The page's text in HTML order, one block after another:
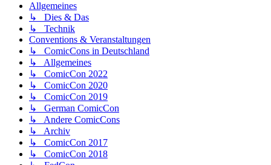
Allgemeines
↳ Dies & Das
↳ Technik
Conventions & Veranstaltungen
↳ ComicCons in Deutschland
↳ Allgemeines
↳ ComicCon 2022
↳ ComicCon 2020
↳ ComicCon 2019
↳ German ComicCon
↳ Andere ComicCons
↳ Archiv
↳ ComicCon 2017
↳ ComicCon 2018